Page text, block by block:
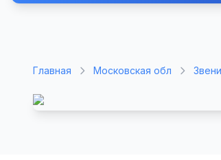
Главная Московская обл